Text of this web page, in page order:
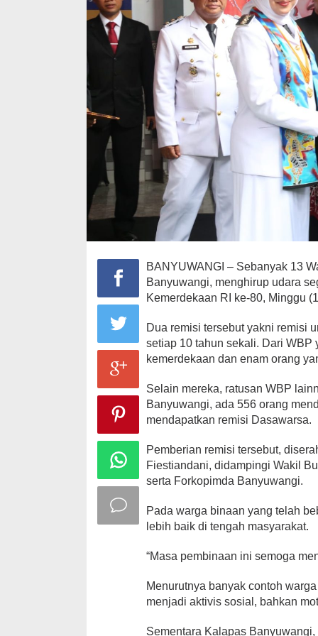
BANYUWANGI – Sebanyak 13
Banyuwangi, menghirup udara
Kemerdekaan RI ke-80, Minggu
Dua remisi tersebut yakni remisi
setiap 10 tahun sekali. Dari WBP
kemerdekaan dan enam orang
Selain mereka, ratusan WBP
Banyuwangi, ada 556 orang
mendapatkan remisi Dasawarsa.
Pemberian remisi tersebut,
Fiestiandani, didampingi Wakil
serta Forkopimda Banyuwangi.
Pada warga binaan yang telah
lebih baik di tengah masyarakat.
“Masa pembinaan ini semoga
Menurutnya banyak contoh
menjadi aktivis sosial, bahkan
Sementara Kalapas